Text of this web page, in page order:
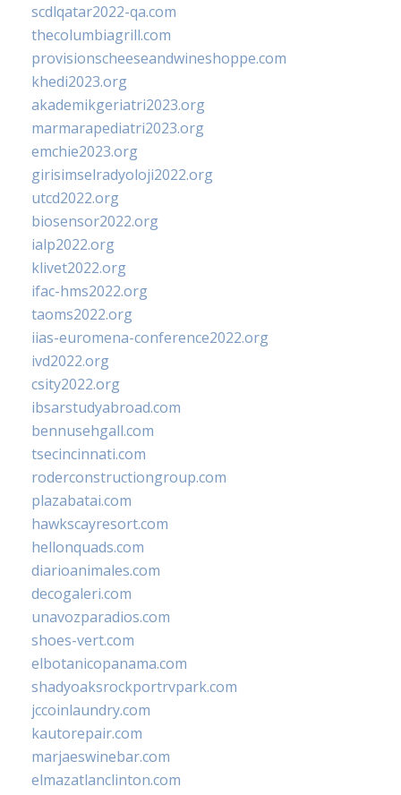
scdlqatar2022-qa.com
thecolumbiagrill.com
provisionscheeseandwineshoppe.com
khedi2023.org
akademikgeriatri2023.org
marmarapediatri2023.org
emchie2023.org
girisimselradyoloji2022.org
utcd2022.org
biosensor2022.org
ialp2022.org
klivet2022.org
ifac-hms2022.org
taoms2022.org
iias-euromena-conference2022.org
ivd2022.org
csity2022.org
ibsarstudyabroad.com
bennusehgall.com
tsecincinnati.com
roderconstructiongroup.com
plazabatai.com
hawkscayresort.com
hellonquads.com
diarioanimales.com
decogaleri.com
unavozparadios.com
shoes-vert.com
elbotanicopanama.com
shadyoaksrockportrvpark.com
jccoinlaundry.com
kautorepair.com
marjaeswinebar.com
elmazatlanclinton.com